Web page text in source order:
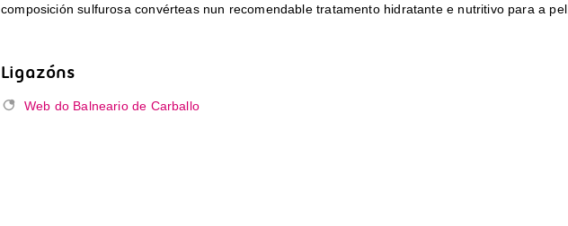
composición sulfurosa convérteas nun recomendable tratamento hidratante e nutritivo para a pel.
Ligazóns
Web do Balneario de Carballo